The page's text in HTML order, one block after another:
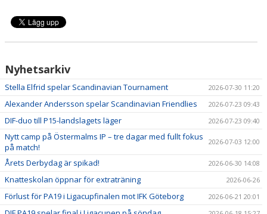
Nyhetsarkiv
Stella Elfrid spelar Scandinavian Tournament 2026-07-30 11:20
Alexander Andersson spelar Scandinavian Friendlies 2026-07-23 09:43
DIF-duo till P15-landslagets läger 2026-07-23 09:40
Nytt camp på Östermalms IP – tre dagar med fullt fokus
på match!
2026-07-03 12:00
Årets Derbydag är spikad! 2026-06-30 14:08
Knatteskolan öppnar för extraträning 2026-06-26
Förlust för PA19 i Ligacupfinalen mot IFK Göteborg 2026-06-21 20:01